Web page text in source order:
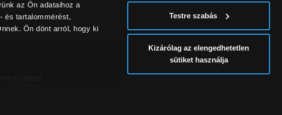
az Ön adataihoz a
és tartalommérést,
Ön dönt arról, hogy ki
Testre szabás
Kizárólag az elengedhetetlen
sütiket használja
Áruházlánc
az esetleges pontatlanságért